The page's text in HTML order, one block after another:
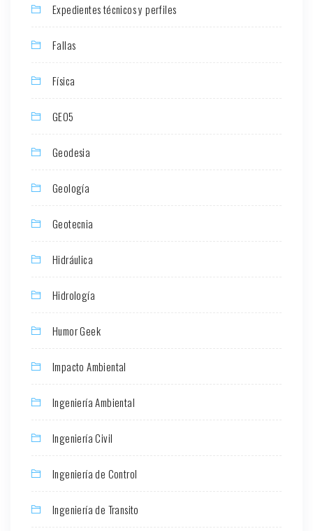
Expedientes técnicos y perfiles
Fallas
Física
GEO5
Geodesia
Geología
Geotecnia
Hidráulica
Hidrología
Humor Geek
Impacto Ambiental
Ingeniería Ambiental
Ingeniería Civil
Ingeniería de Control
Ingeniería de Transito